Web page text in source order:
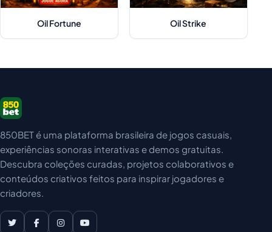
Oil Fortune Oil Strike
850BET é uma plataforma brasileira de jogos casuais,
experiências sonoras interativas e demos gratuitas.
Descubra coleções curadas, projetos colaborativos e
conteúdos criativos feitos para inspirar jogadores e
criadores.